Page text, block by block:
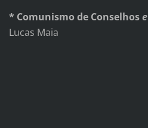
* Comunismo de Conselhose
Lucas Maia